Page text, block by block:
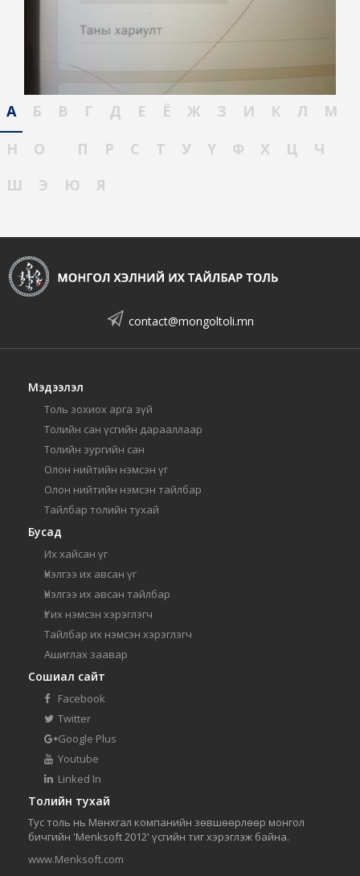
А Б В Г Д Е Ё Ж З И К Л
М
Н
О П Р С Т У Ү Ф Х Ц
Ч
Ш
Э Ю Я
contact@mongoltoli.mn
Мэдээлэл
Толь зохиох арга зүй
Толийн сан үсгийн дарааллаар
Толийн зургийн сан
Олон нийтийн нэмсэн үг
Олон нийтийн нэмсэн тайлбар
Тайлбар толийн тухай
Бусад
Их хайсан үг
Үнэлгээ их авсан үг
Үнэлгээ их авсан тайлбар
Үг их нэмсэн хэрэглэгч
Тайлбар их нэмсэн хэрэглэгч
Ашиглах заавар
Сошиал сайт
Facebook
Twitter
Google Plus
Youtube
Linked In
Толийн тухай
Тус толь нь Мөнхгал компанийн зөвшөөрлөөр монгол
бичгийн 'Menksoft 2012' үсгийн тиг хэрэглэж байна.
www.Menksoft.com